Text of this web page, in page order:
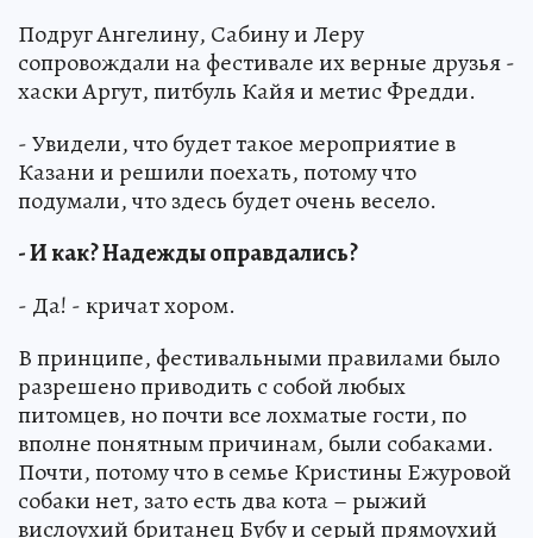
Подруг Ангелину, Сабину и Леру
сопровождали на фестивале их верные друзья -
хаски Аргут, питбуль Кайя и метис Фредди.
- Увидели, что будет такое мероприятие в
Казани и решили поехать, потому что
подумали, что здесь будет очень весело.
- И как? Надежды оправдались?
- Да! - кричат хором.
В принципе, фестивальными правилами было
разрешено приводить с собой любых
питомцев, но почти все лохматые гости, по
вполне понятным причинам, были собаками.
Почти, потому что в семье Кристины Ежуровой
собаки нет, зато есть два кота – рыжий
вислоухий британец Бубу и серый прямоухий